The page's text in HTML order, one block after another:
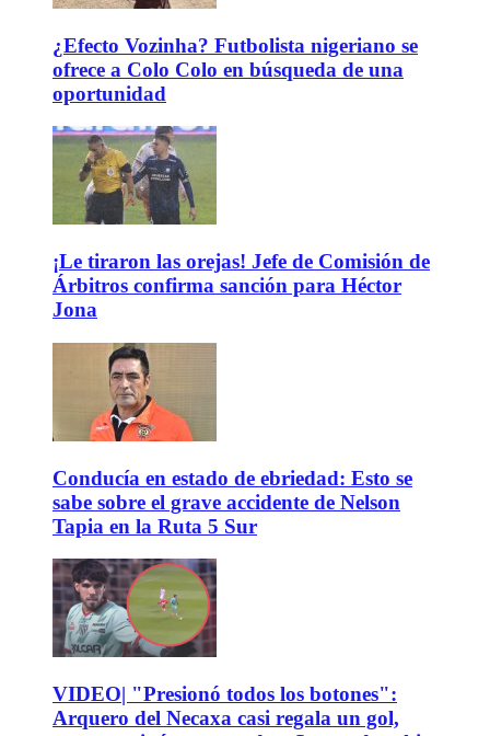
¿Efecto Vozinha? Futbolista nigeriano se
ofrece a Colo Colo en búsqueda de una
oportunidad
¡Le tiraron las orejas! Jefe de Comisión de
Árbitros confirma sanción para Héctor
Jona
Conducía en estado de ebriedad: Esto se
sabe sobre el grave accidente de Nelson
Tapia en la Ruta 5 Sur
VIDEO| "Presionó todos los botones":
Arquero del Necaxa casi regala un gol,